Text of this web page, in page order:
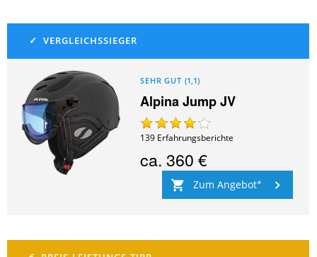
SEHR GUT (1,1)
Alpina Jump JV
139 Erfahrungsberichte
ca.360 €
Zum Angebot